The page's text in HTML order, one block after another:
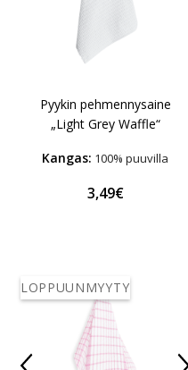
Pyykin pehmennysaine
„Light Grey Waffle“
Kangas: 100% puuvilla
3,49€
LOPPUUNMYYTY